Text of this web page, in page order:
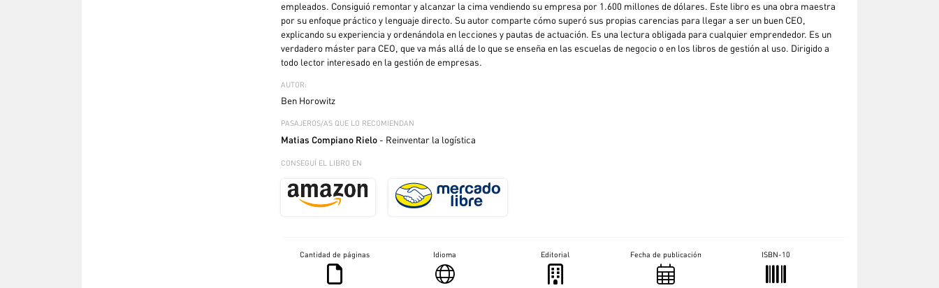
empleados. Consiguió remontar y alcanzar la cima vendiendo su empresa por 1.600 millones de dólares. Este libro es una obra maestra
por su enfoque práctico y lenguaje directo. Su autor comparte cómo superó sus propias carencias para llegar a ser un buen CEO,
explicando su experiencia y ordenándola en lecciones y pautas de actuación. Es una lectura obligada para cualquier emprendedor. Es un
verdadero máster para CEO, que va más allá de lo que se enseña en las escuelas de negocio o en los libros de gestión al uso. Dirigido a
todo lector interesado en la gestión de empresas.
AUTOR:
Ben Horowitz
PASAJEROS/AS QUE LO RECOMIENDAN
Matias Compiano Rielo - Reinventar la logística
CONSEGUÍ EL LIBRO EN
Cantidad de páginas Idioma Editorial Fecha de publicación ISBN-10